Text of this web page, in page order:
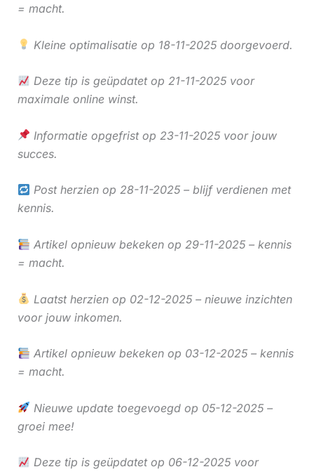
= macht.
Kleine optimalisatie op 18-11-2025 doorgevoerd.
Deze tip is geüpdatet op 21-11-2025 voor
maximale online winst.
Informatie opgefrist op 23-11-2025 voor jouw
succes.
Post herzien op 28-11-2025 – blijf verdienen met
kennis.
Artikel opnieuw bekeken op 29-11-2025 – kennis
= macht.
Laatst herzien op 02-12-2025 – nieuwe inzichten
voor jouw inkomen.
Artikel opnieuw bekeken op 03-12-2025 – kennis
= macht.
Nieuwe update toegevoegd op 05-12-2025 –
groei mee!
Deze tip is geüpdatet op 06-12-2025 voor